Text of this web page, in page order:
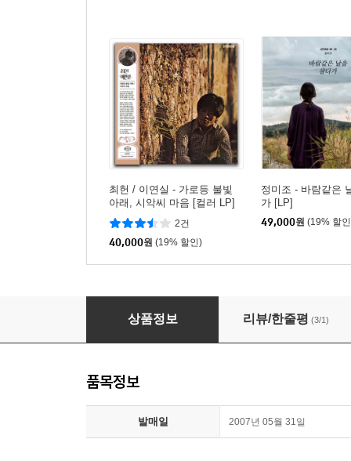
최헌 / 이연실 - 가로등 불빛
아래, 시악씨 마음 [컬러 LP]
2건
40,000원 (19% 할인)
정미조 - 바람같은
가 [LP]
49,000원 (19% 할
황병기 - 가야금 작품 5집 : 달하노피곰
상품정보 리뷰/한줄평 (3/1)
품목정보
발매일 2007년 05월 31일